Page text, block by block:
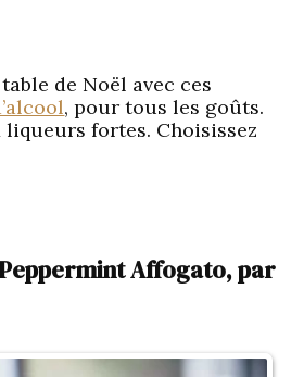
de Noël avec ces
, pour tous les goûts.
fortes. Choisissez
Affogato, par